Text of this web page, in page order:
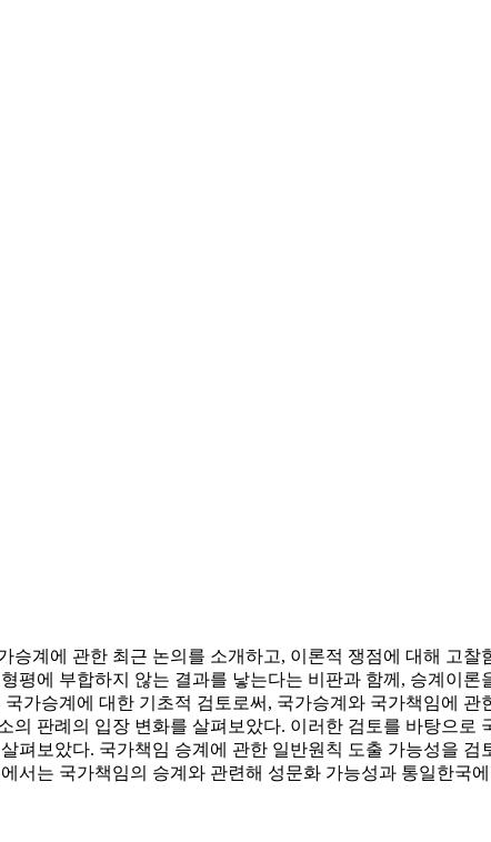
승계에 관한 최근 논의를 소개하고, 이론적 쟁점에 대해 고
평에 부합하지 않는 결과를 낳는다는 비판과 함께, 승계이
가승계에 대한 기초적 검토로써, 국가승계와 국가책임에
의 판례의 입장 변화를 살펴보았다. 이러한 검토를 바탕으
펴보았다. 국가책임 승계에 관한 일반원칙 도출 가능성을 검
서는 국가책임의 승계와 관련해 성문화 가능성과 통일한국